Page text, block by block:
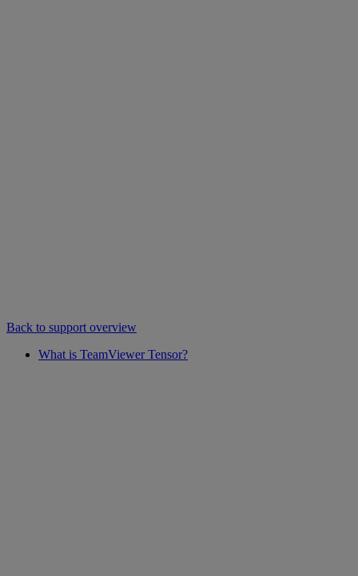
Back to support overview
What is TeamViewer Tensor?